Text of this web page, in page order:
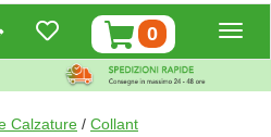
0prodotti
inseriti
Calzature / Collant